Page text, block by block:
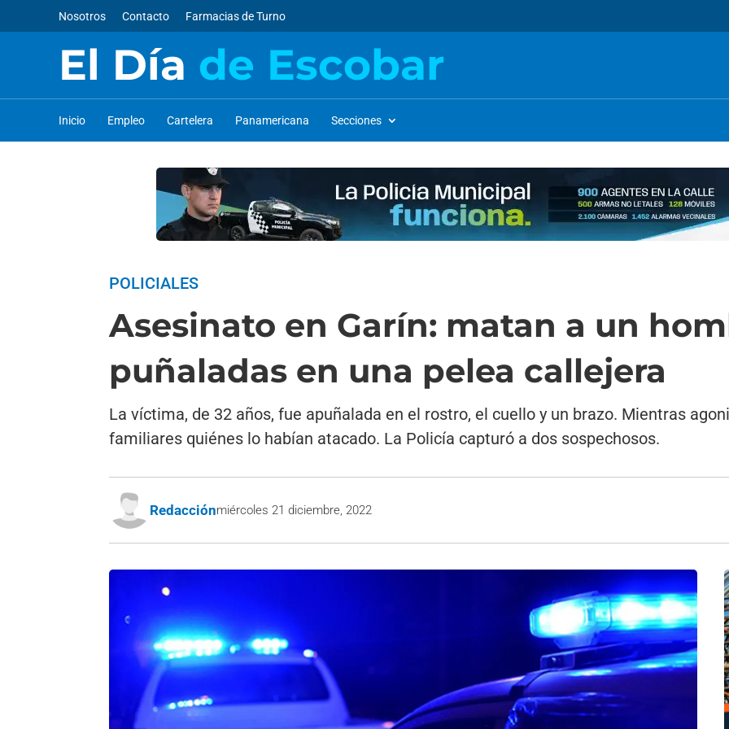
Nosotros Contacto Farmacias de Turno
El Día de Escobar
Inicio Empleo Cartelera Panamericana Secciones
POLICIALES
Asesinato en Garín: matan a un
puñaladas en una pelea callejera
La víctima, de 32 años, fue apuñalada en el rostro, el cuello y un brazo. Mientras
familiares quiénes lo habían atacado. La Policía capturó a dos sospechosos.
Redacciónmiércoles 21 diciembre, 2022